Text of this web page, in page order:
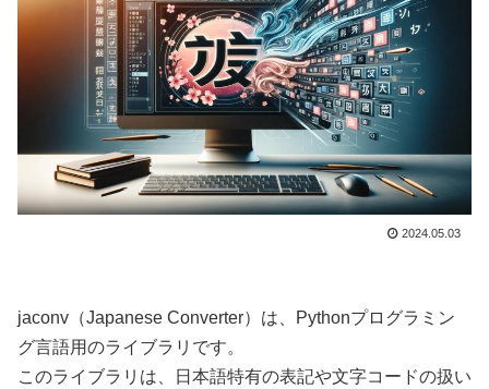
2024.05.03
jaconv（Japanese Converter）は、Pythonプログラミン
グ言語用のライブラリです。
このライブラリは、日本語特有の表記や文字コードの扱い